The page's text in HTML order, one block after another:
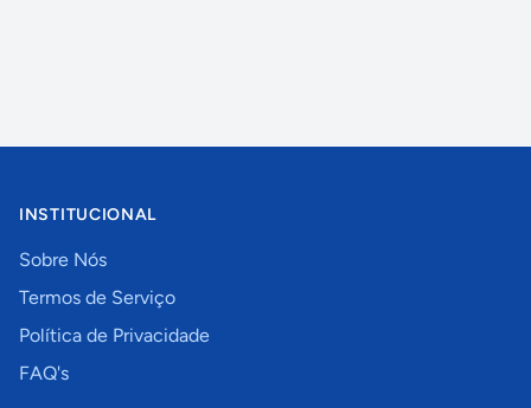
INSTITUCIONAL
Sobre Nós
Termos de Serviço
Política de Privacidade
FAQ's